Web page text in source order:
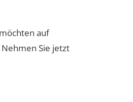
auf
Nehmen Sie jetzt